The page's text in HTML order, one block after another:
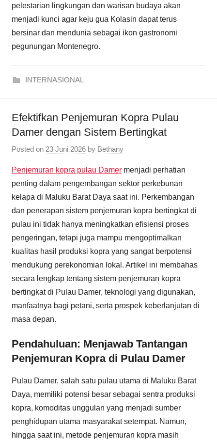
pelestarian lingkungan dan warisan budaya akan
menjadi kunci agar keju gua Kolasin dapat terus
bersinar dan mendunia sebagai ikon gastronomi
pegunungan Montenegro.
INTERNASIONAL
Efektifkan Penjemuran Kopra Pulau
Damer dengan Sistem Bertingkat
Posted on 23 Juni 2026 by Bethany
Penjemuran kopra pulau Damer menjadi perhatian
penting dalam pengembangan sektor perkebunan
kelapa di Maluku Barat Daya saat ini. Perkembangan
dan penerapan sistem penjemuran kopra bertingkat di
pulau ini tidak hanya meningkatkan efisiensi proses
pengeringan, tetapi juga mampu mengoptimalkan
kualitas hasil produksi kopra yang sangat berpotensi
mendukung perekonomian lokal. Artikel ini membahas
secara lengkap tentang sistem penjemuran kopra
bertingkat di Pulau Damer, teknologi yang digunakan,
manfaatnya bagi petani, serta prospek keberlanjutan di
masa depan.
Pendahuluan: Menjawab Tantangan
Penjemuran Kopra di Pulau Damer
Pulau Damer, salah satu pulau utama di Maluku Barat
Daya, memiliki potensi besar sebagai sentra produksi
kopra, komoditas unggulan yang menjadi sumber
penghidupan utama masyarakat setempat. Namun,
hingga saat ini, metode penjemuran kopra masih